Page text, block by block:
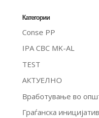
Категории
Conse PP
IPA CBC MK-AL
TEST
АКТУЕЛНО
Вработување во
Граѓанска